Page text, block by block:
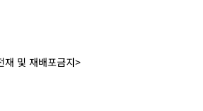
재 및 재배포금지>